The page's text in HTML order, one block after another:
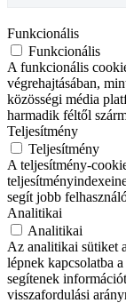
Funkcionális
Funkcionális
A funkcionális
végrehajtásában,
közösségi média
harmadik féltől
Teljesítmény
Teljesítmény
A teljesítmény-
segít jobb
Analitikai
Analitikai
Az analitikai sütiket
lépnek kapcsolatba
segítenek
visszafordulási